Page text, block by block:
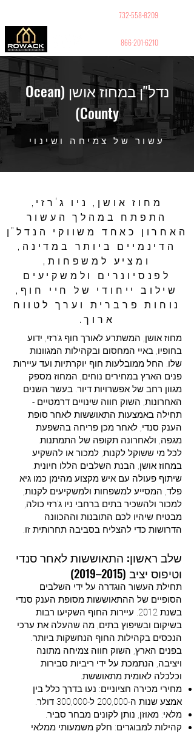
732-558-8209
866-201-6210
נדל"ן במחוז אושן (Ocean
County)
עשור של צמיחה ושינוי
מחוז אושן, ניו ג'רזי,
התפתח במהלך העשור
האחרון כאחד משווקי הנדל"ן
הדינמיים ביותר במדינה,
ומציע למשפחות,
לפנסיונרים ולמשקיעים
שילוב ייחודי של חיי חוף,
נוחות פרברית וערך לטווח
ארוך.
מחוז אושן, המשתרע לאורך חוף ג'רזי, ידוע
בחופיו, באיי המחסום ובקהילות המגוונות
שלו. החל ממובלעות חוף יוקרתיות ועד עיירות
פנים הארץ במחירים נוחים, המחוז מספק
מגוון רחב של אפשרויות דיור. בעשר השנים
האחרונות, השוק חווה שינויים דרמטיים -
תחילה באמצעות התאוששות לאחר סופת
הענק סנדי, לאחר מכן פריחה בהשפעת
מגפה, ולאחרונה תקופה של התמתנות.
לכל מי ששוקל לקנות, למכור או להשקיע
במחוז אושן, הבנת השלבים הללו חיונית.
שיתוף פעולה עם איש מקצוע מהימן כמו גיא
פלד, המסייע למשפחות ולמשקיעים לקנות,
למכור ולהשכיר בתים ברחבי ניו ג'רזי כולה,
מבטיח שיהיו לכם התובנות וההכוונה
הדרושות כדי להצליח בסביבה תחרותית זו.
שלב ראשון: התאוששות לאחר סנדי
וטיפוס יציב (2015–2019)
תחילת העשור הוגדרה על ידי השלבים
הסופיים של ההתאוששות מסופת הענק סנדי
בשנת 2012. עיירות החוף השקיעו רבות
בשיקום ובשיפוץ בתים, מה שהעלה את ערכי
הנכסים בקהילות החוף הנחשקות ביותר.
בפנים הארץ, השוק חווה צמיחה מתונה
ויציבה, הנתמכת על ידי ריביות סבירות
וכלכלה לאומית מתאוששת.
מחירי מכירה חציוניים: נעו בדרך כלל בין
אמצע שנות ה-200,000 ל-300,000 דולר.
מלאי: מאוזן, נותן לקונים מבחר סביר.
קהילות למבוגרים: חלק משמעותי ממלאי